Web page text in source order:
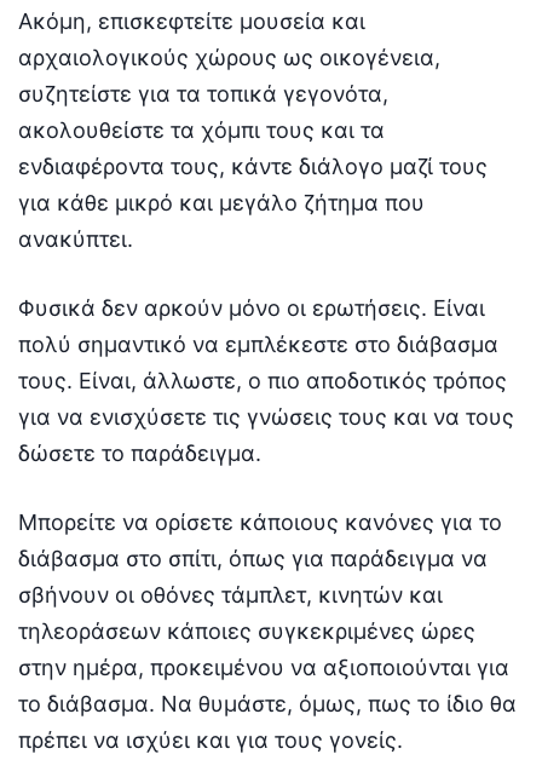
Ακόμη, επισκεφτείτε μουσεία και
αρχαιολογικούς χώρους ως οικογένεια,
συζητείστε για τα τοπικά γεγονότα,
ακολουθείστε τα χόμπι τους και τα
ενδιαφέροντα τους, κάντε διάλογο μαζί τους
για κάθε μικρό και μεγάλο ζήτημα που
ανακύπτει.
Φυσικά δεν αρκούν μόνο οι ερωτήσεις. Είναι
πολύ σημαντικό να εμπλέκεστε στο διάβασμα
τους. Είναι, άλλωστε, ο πιο αποδοτικός τρόπος
για να ενισχύσετε τις γνώσεις τους και να τους
δώσετε το παράδειγμα.
Μπορείτε να ορίσετε κάποιους κανόνες για το
διάβασμα στο σπίτι, όπως για παράδειγμα να
σβήνουν οι οθόνες τάμπλετ, κινητών και
τηλεοράσεων κάποιες συγκεκριμένες ώρες
στην ημέρα, προκειμένου να αξιοποιούνται για
το διάβασμα. Να θυμάστε, όμως, πως το ίδιο θα
πρέπει να ισχύει και για τους γονείς.